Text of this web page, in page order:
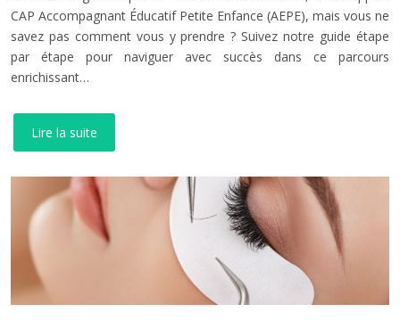
CAP Accompagnant Éducatif Petite Enfance (AEPE), mais vous ne
savez pas comment vous y prendre ? Suivez notre guide étape
par étape pour naviguer avec succès dans ce parcours
enrichissant…
Lire la suite